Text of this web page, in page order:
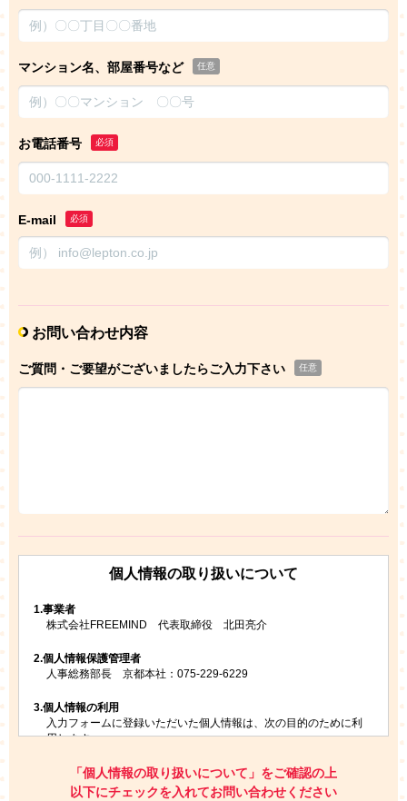
マンション名、部屋番号など 任意
お電話番号 必須
E-mail 必須
お問い合わせ内容
ご質問・ご要望がございましたらご入力下さい 任意
個人情報の取り扱いについて
1.事業者
株式会社FREEMIND 代表取締役 北田亮介
2.個人情報保護管理者
人事総務部長 京都本社：075-229-6229
3.個人情報の利用
入力フォームに登録いただいた個人情報は、次の目的のために利
用します。
お問い合わせにお答えするため
レプトンのキャンペーンや新商品（新サービス）、新規開講教
「個人情報の取り扱いについて」をご確認の上
以下にチェックを入れてお問い合わせください